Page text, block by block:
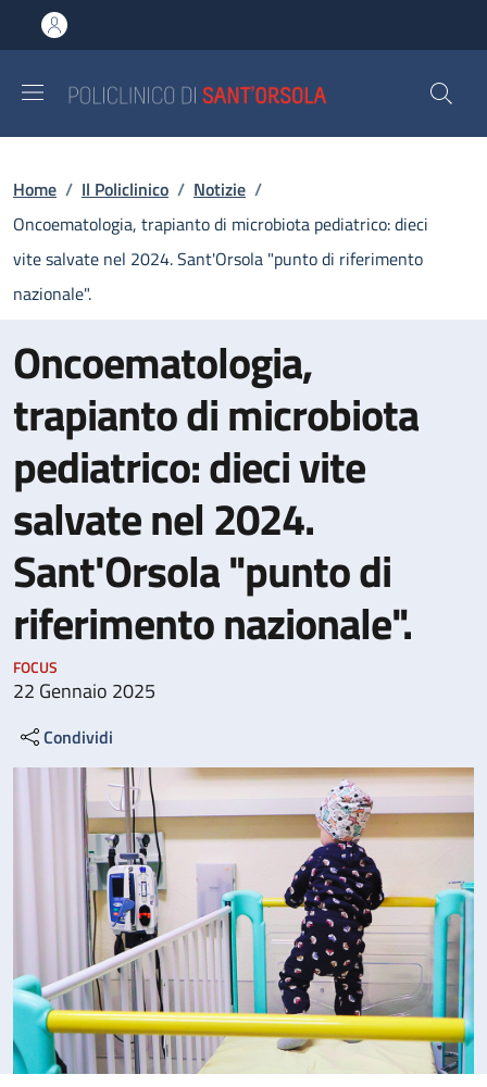
al contenuto principale
to footer content
Briciole di pane
Home / Il Policlinico / Notizie /
Oncoematologia, trapianto di microbiota pediatrico: dieci
vite salvate nel 2024. Sant'Orsola "punto di riferimento
nazionale".
Oncoematologia,
trapianto di microbiota
pediatrico: dieci vite
salvate nel 2024.
Sant'Orsola "punto di
riferimento nazionale".
FOCUS
22 Gennaio 2025
Condividi